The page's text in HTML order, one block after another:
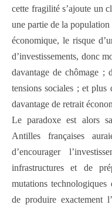
cette fragilité s’ajoute un
une partie de la
économique, le risque
d’investissements, donc
davantage de chômage ;
tensions sociales ; et plus
davantage de retrait
Le paradoxe est alors
Antilles françaises
d’encourager
infrastructures et de
mutations
de produire exactement